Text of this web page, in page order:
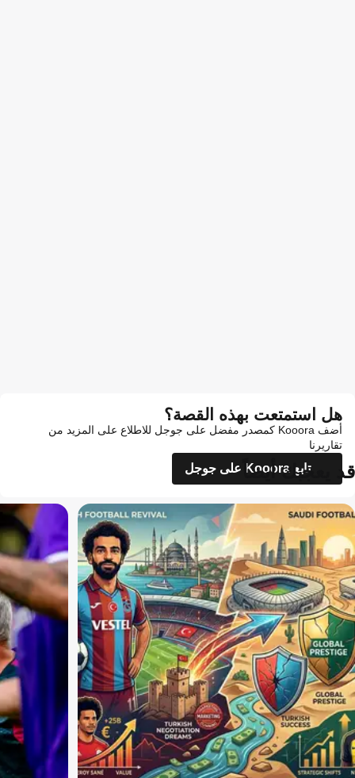
هل استمتعت بهذه القصة؟
أضف Kooora كمصدر مفضل على جوجل للاطلاع على المزيد من
تقاريرنا
تابع Kooora على جوجل
قد يعجبك أيضاً